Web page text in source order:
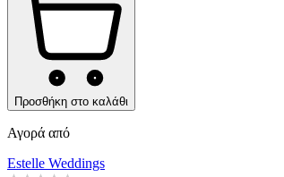
Προσθήκη στο καλάθι
Αγορά από
Estelle Weddings